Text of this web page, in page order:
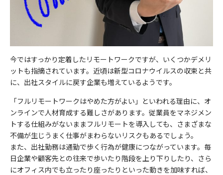
今ではすっかり定着したリモートワークですが、いくつかデメリ
ットも指摘されています。近頃は新型コロナウイルスの収束と共
に、出社スタイルに戻す企業も増えているようです。
「フルリモートワークはやめた方がよい」といわれる理由に、オ
ンラインで人材育成する難しさがあります。従業員をマネジメン
トする仕組みがないままフルリモートを導入しても、さまざまな
不備が生じうまく仕事がまわらないリスクもあるでしょう。
また、出社勤務は通勤で歩く行為が健康につながっています。毎
日企業や顧客先との往来で歩いたり階段を上り下りしたり、さら
にオフィス内でも立ったり座ったりといった動きを加味すれば、